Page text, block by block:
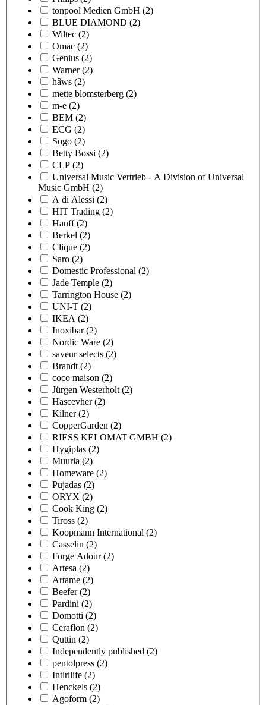
tonpool Medien GmbH (2)
BLUE DIAMOND (2)
Wiltec (2)
Omac (2)
Genius (2)
Warner (2)
hâws (2)
mette blomsterberg (2)
m-e (2)
BEM (2)
ECG (2)
Sogo (2)
Betty Bossi (2)
CLP (2)
Universal Music Vertrieb - A Division of Universal
Music GmbH (2)
A di Alessi (2)
HIT Trading (2)
Hauff (2)
Berkel (2)
Clique (2)
Saro (2)
Domestic Professional (2)
Jade Temple (2)
Tarrington House (2)
UNI-T (2)
IKEA (2)
Inoxibar (2)
Nordic Ware (2)
saveur selects (2)
Brandt (2)
coco maison (2)
Jürgen Westerholt (2)
Hascevher (2)
Kilner (2)
CopperGarden (2)
RIESS KELOMAT GMBH (2)
Hygiplas (2)
Muurla (2)
Homeware (2)
Pujadas (2)
ORYX (2)
Cook King (2)
Tiross (2)
Koopmann International (2)
Casselin (2)
Forge Adour (2)
Artesa (2)
Artame (2)
Beefer (2)
Pardini (2)
Domotti (2)
Ceraflon (2)
Quttin (2)
Independently published (2)
pentolpress (2)
Intirilife (2)
Henckels (2)
Agoform (2)